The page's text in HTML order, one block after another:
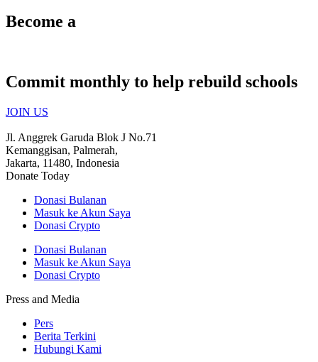
Become a
Commit monthly to help rebuild schools
JOIN US
Jl. Anggrek Garuda Blok J No.71
Kemanggisan, Palmerah,
Jakarta, 11480, Indonesia
Donate Today
Donasi Bulanan
Masuk ke Akun Saya
Donasi Crypto
Donasi Bulanan
Masuk ke Akun Saya
Donasi Crypto
Press and Media
Pers
Berita Terkini
Hubungi Kami